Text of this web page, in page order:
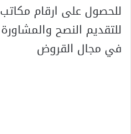
للحصول على ارقام
للتقديم النصح
في مجال القروض